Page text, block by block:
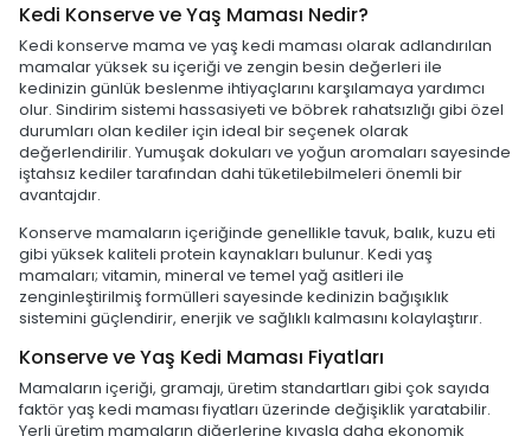
Kedi Konserve ve Yaş Maması Nedir?
Kedi konserve mama ve yaş kedi maması olarak adlandırılan
mamalar yüksek su içeriği ve zengin besin değerleri ile
kedinizin günlük beslenme ihtiyaçlarını karşılamaya yardımcı
olur. Sindirim sistemi hassasiyeti ve böbrek rahatsızlığı gibi özel
durumları olan kediler için ideal bir seçenek olarak
değerlendirilir. Yumuşak dokuları ve yoğun aromaları sayesinde
iştahsız kediler tarafından dahi tüketilebilmeleri önemli bir
avantajdır.
Konserve mamaların içeriğinde genellikle tavuk, balık, kuzu eti
gibi yüksek kaliteli protein kaynakları bulunur. Kedi yaş
mamaları; vitamin, mineral ve temel yağ asitleri ile
zenginleştirilmiş formülleri sayesinde kedinizin bağışıklık
sistemini güçlendirir, enerjik ve sağlıklı kalmasını kolaylaştırır.
Konserve ve Yaş Kedi Maması Fiyatları
Mamaların içeriği, gramajı, üretim standartları gibi çok sayıda
faktör yaş kedi maması fiyatları üzerinde değişiklik yaratabilir.
Yerli üretim mamaların diğerlerine kıyasla daha ekonomik